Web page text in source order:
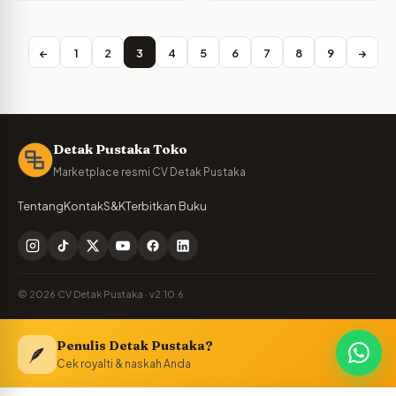
← 1 2 3 4 5 6 7 8 9 →
Detak Pustaka Toko
Marketplace resmi CV Detak Pustaka
TentangKontakS&KTerbitkan Buku
© 2026 CV Detak Pustaka · v2.10.6
🪶 Penulis Detak Pustaka?
Cek royalti & naskah Anda